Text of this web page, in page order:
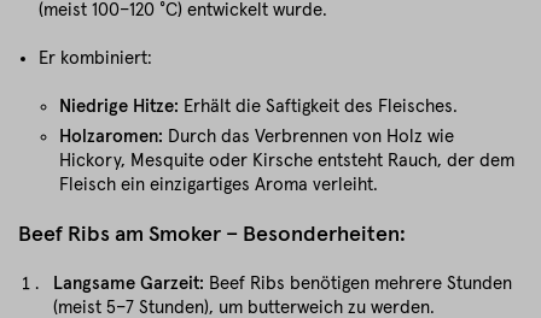
(meist 100–120 °C) entwickelt wurde.
Er kombiniert:
Niedrige Hitze: Erhält die Saftigkeit des Fleisches.
Holzaromen: Durch das Verbrennen von Holz wie
Hickory, Mesquite oder Kirsche entsteht Rauch, der dem
Fleisch ein einzigartiges Aroma verleiht.
Beef Ribs am Smoker – Besonderheiten:
Langsame Garzeit: Beef Ribs benötigen mehrere Stunden
(meist 5–7 Stunden), um butterweich zu werden.